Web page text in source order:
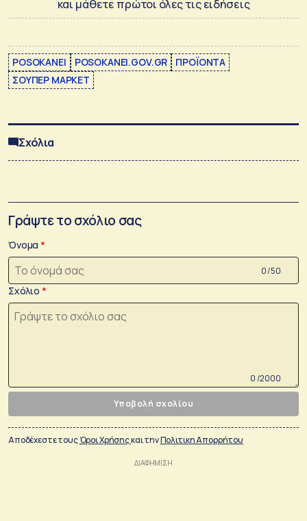
και μάθετε πρώτοι όλες τις ειδήσεις
POSOKANEI POSOKANEI.GOV.GR
ΠΡΟΪΟΝΤΑ
ΣΟΥΠΕΡ ΜΑΡΚΕΤ
Σχόλια
Γράψτε το σχόλιο σας
Όνομα
0 /50
Σχόλιο
0 /2000
Υποβολή σχολίου
Αποδέχεστε τουςΌροι Χρήσηςκαι τηνΠολιτικη Απορρήτου